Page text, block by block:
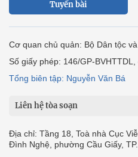
Tuyến bài
Cơ quan chủ quản: Bộ Dân tộc
Số giấy phép: 146/GP-
Tổng biên tập: Nguyễn Văn Bá
Liên hệ tòa soạn
Địa chỉ: Tầng 18, Toà nhà Cục
Đình Nghệ, phường Cầu Giấy, TP.